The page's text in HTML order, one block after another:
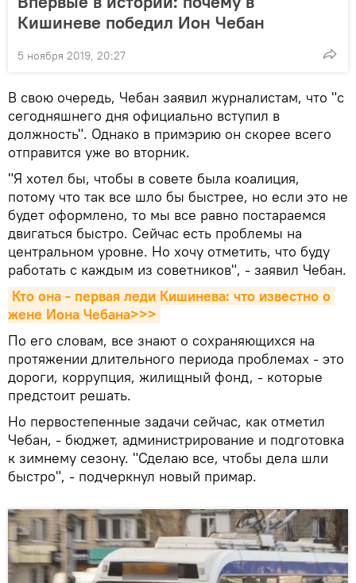
Кишиневе победил Ион Чебан
5 ноября 2019, 20:27
В свою очередь, Чебан заявил журналистам, что "с
сегодняшнего дня официально вступил в
должность". Однако в примэрию он скорее всего
отправится уже во вторник.
"Я хотел бы, чтобы в совете была коалиция,
потому что так все шло бы быстрее, но если это не
будет оформлено, то мы все равно постараемся
двигаться быстро. Сейчас есть проблемы на
центральном уровне. Но хочу отметить, что буду
работать с каждым из советников", - заявил Чебан.
Кто она - первая леди Кишинева: что известно о
жене Иона Чебана>>>
По его словам, все знают о сохраняющихся на
протяжении длительного периода проблемах - это
дороги, коррупция, жилищный фонд, - которые
предстоит решать.
Но первостепенные задачи сейчас, как отметил
Чебан, - бюджет, администрирование и подготовка
к зимнему сезону. "Сделаю все, чтобы дела шли
быстро", - подчеркнул новый примар.